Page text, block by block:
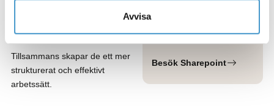
Avvisa
bilder och filer och säkerställer
Tillsammans skapar de ett mer
strukturerat och effektivt
arbetssätt.
behov av struktur och
tillgänglighet.
Besök Sharepoint